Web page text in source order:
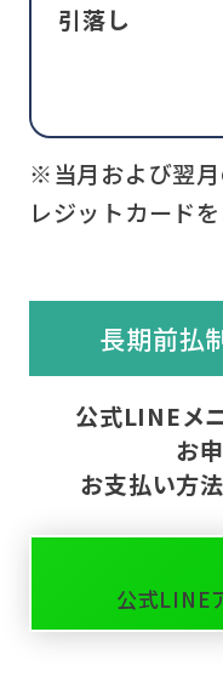
引落し
※当月および翌
レジットカード
長期前払
公式LINEメ
お
お支払い方
公式LINE